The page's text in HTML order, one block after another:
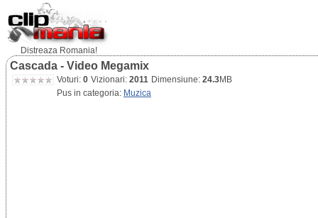
Distreaza Romania!
Cascada - Video Megamix
Voturi: 0 Vizionari: 2011 Dimensiune: 24.3MB
Pus in categoria: Muzica